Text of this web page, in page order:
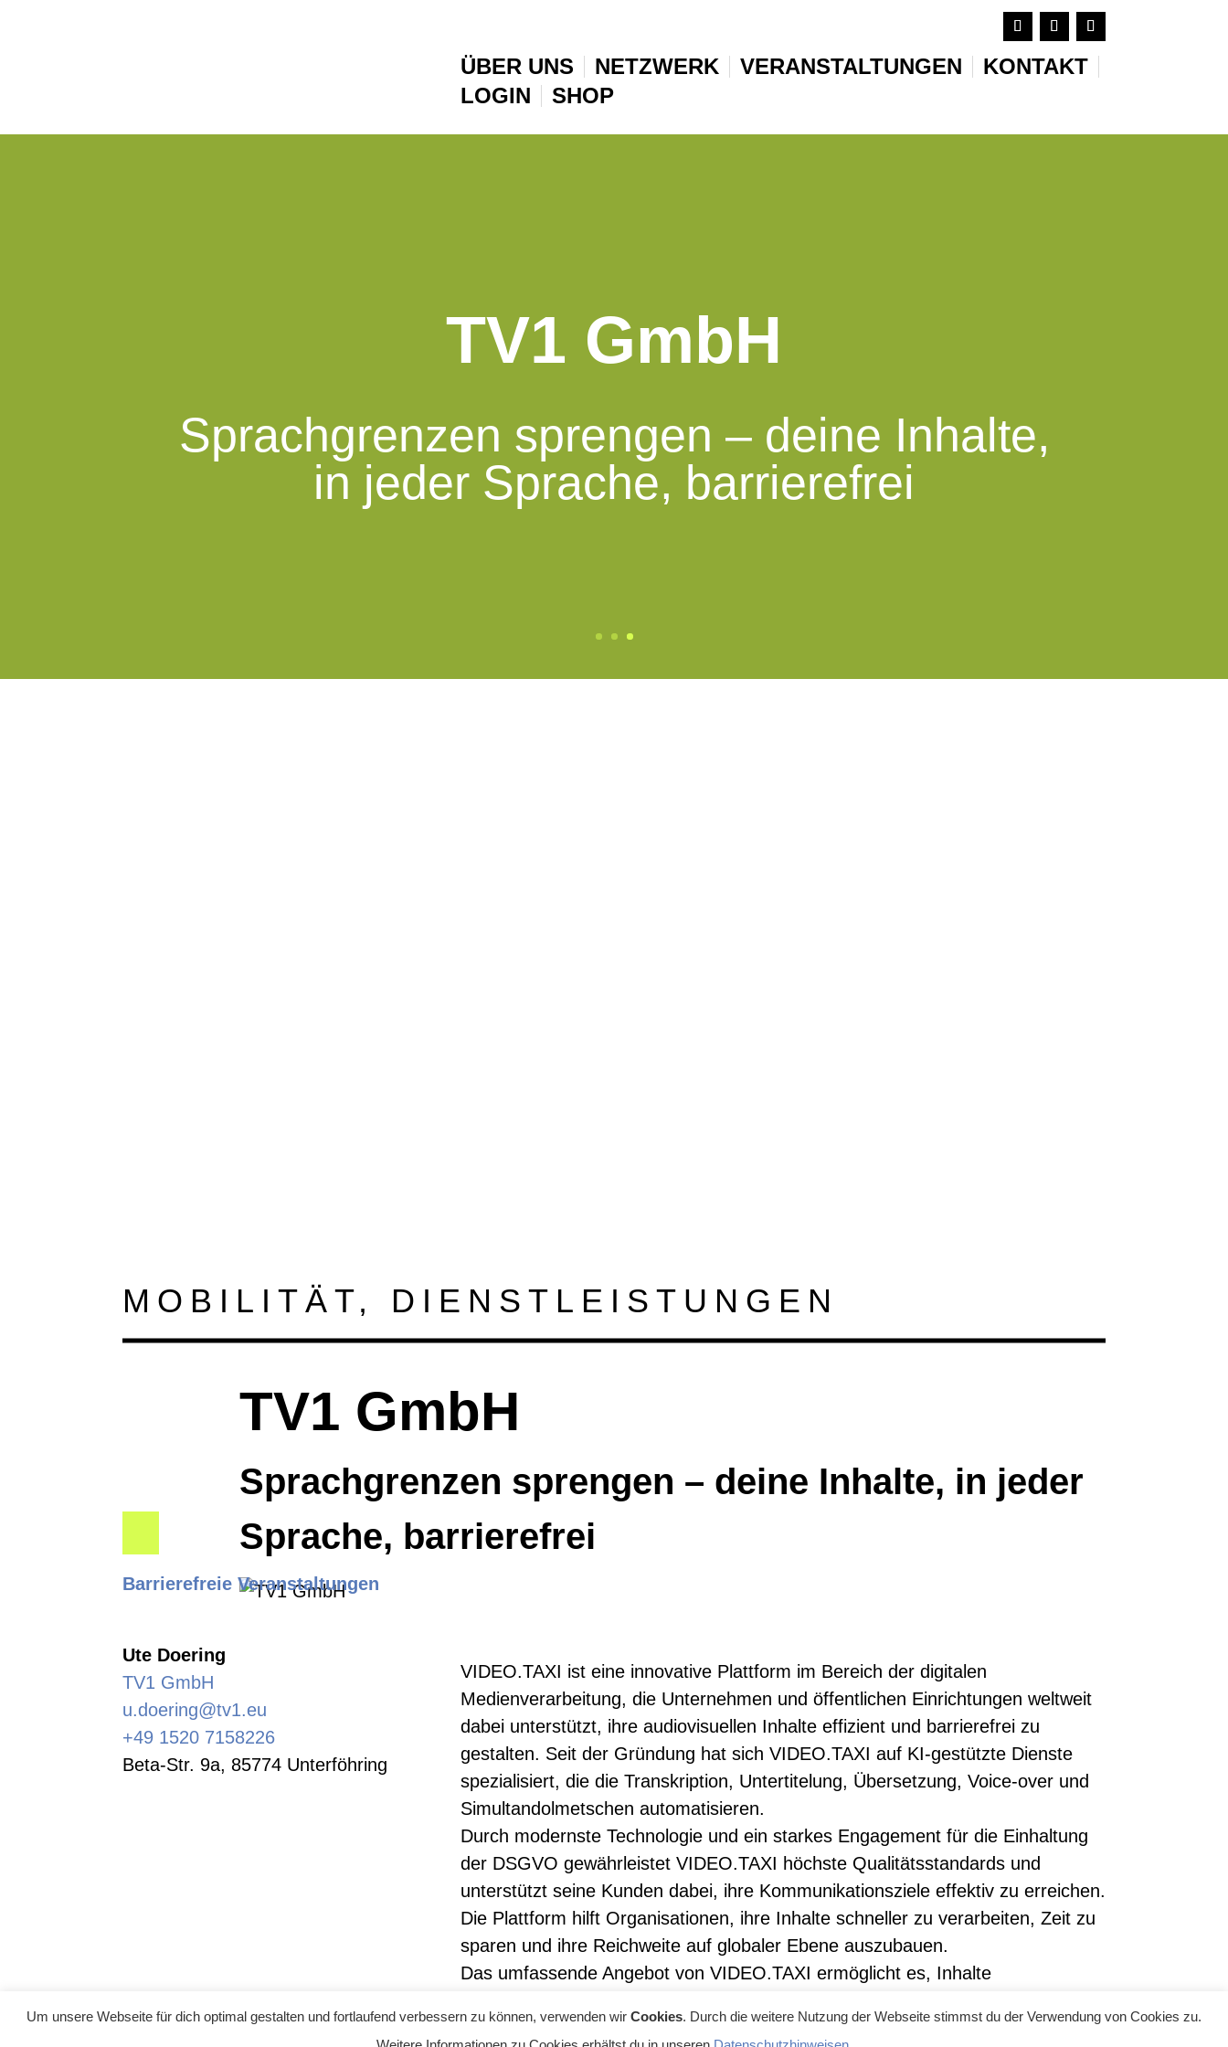
ÜBER UNS NETZWERK VERANSTALTUNGEN
KONTAKT
LOGIN
SHOP
TV1 GmbH
Sprachgrenzen sprengen – deine Inhalte,
in jeder Sprache, barrierefrei
MOBILITÄT, DIENSTLEISTUNGEN
TV1 GmbH
Sprachgrenzen sprengen – deine Inhalte, in jeder
Sprache, barrierefrei
Barrierefreie Veranstaltungen
Ute Doering
TV1 GmbH
u.doering@tv1.eu
+49 1520 7158226
Beta-Str. 9a, 85774 Unterföhring
VIDEO.TAXI ist eine innovative Plattform im Bereich der digitalen
Medienverarbeitung, die Unternehmen und öffentlichen Einrichtungen weltweit
dabei unterstützt, ihre audiovisuellen Inhalte effizient und barrierefrei zu
gestalten. Seit der Gründung hat sich VIDEO.TAXI auf KI-gestützte Dienste
spezialisiert, die die Transkription, Untertitelung, Übersetzung, Voice-over und
Simultandolmetschen automatisieren.
Durch modernste Technologie und ein starkes Engagement für die Einhaltung
der DSGVO gewährleistet VIDEO.TAXI höchste Qualitätsstandards und
unterstützt seine Kunden dabei, ihre Kommunikationsziele effektiv zu erreichen.
Die Plattform hilft Organisationen, ihre Inhalte schneller zu verarbeiten, Zeit zu
sparen und ihre Reichweite auf globaler Ebene auszubauen.
Das umfassende Angebot von VIDEO.TAXI ermöglicht es, Inhalte
machen. Egal ob für Unternehmen, die ihre globalen Märkte besser bedienen
Um unsere Webseite für dich optimal gestalten und fortlaufend verbessern zu können, verwenden wir Cookies. Durch die weitere Nutzung der Webseite stimmst du der Verwendung von Cookies zu.